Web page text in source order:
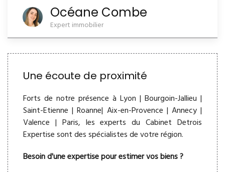
Océane Combe
Expert immobilier
Une écoute de proximité
Forts de notre présence à Lyon | Bourgoin-Jallieu |
Saint-Etienne | Roanne| Aix-en-Provence | Annecy |
Valence | Paris, les experts du Cabinet Detrois
Expertise sont des spécialistes de votre région.
Besoin d'une expertise pour estimer vos biens ?